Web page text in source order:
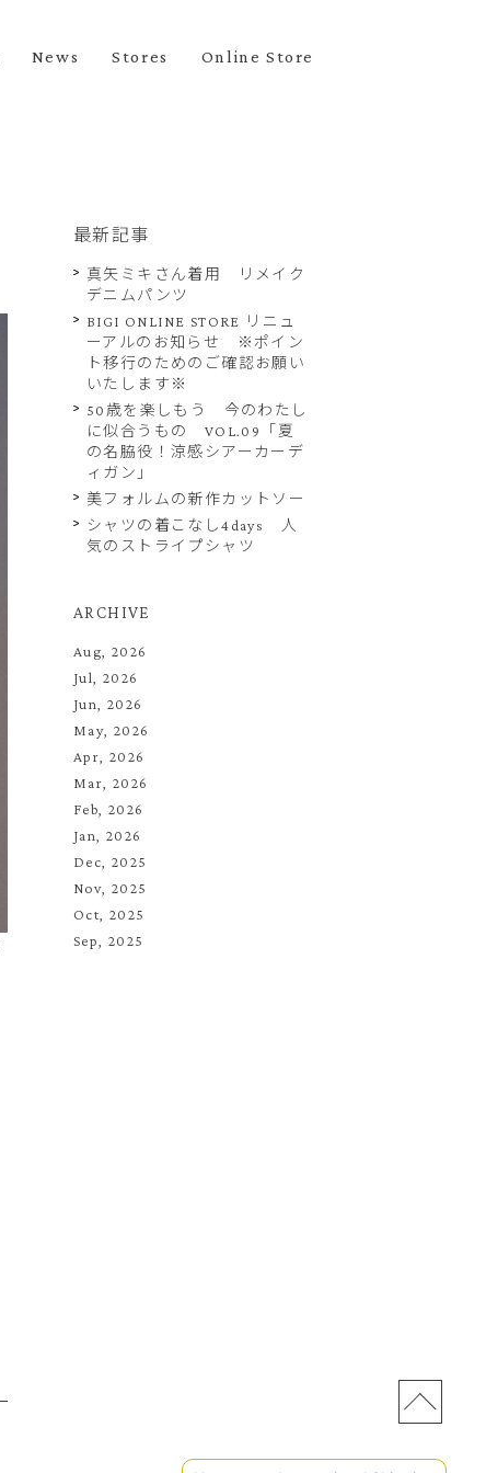
News Stores Online Store
最新記事
真矢ミキさん着用 リメイク
デニムパンツ
BIGI ONLINE STORE リニュ
ーアルのお知らせ ※ポイン
ト移行のためのご確認お願い
いたします※
50歳を楽しもう 今のわたし
に似合うもの VOL.09「夏
の名脇役！涼感シアーカーデ
ィガン」
美フォルムの新作カットソー
シャツの着こなし4days 人
気のストライプシャツ
ARCHIVE
Aug, 2026
Jul, 2026
Jun, 2026
May, 2026
Apr, 2026
Mar, 2026
Feb, 2026
Jan, 2026
Dec, 2025
Nov, 2025
Oct, 2025
Sep, 2025